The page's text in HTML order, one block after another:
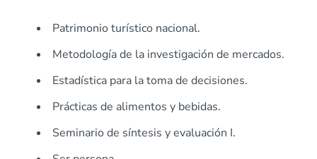
Patrimonio turístico nacional.
Metodología de la investigación de mercados.
Estadística para la toma de decisiones.
Prácticas de alimentos y bebidas.
Seminario de síntesis y evaluación I.